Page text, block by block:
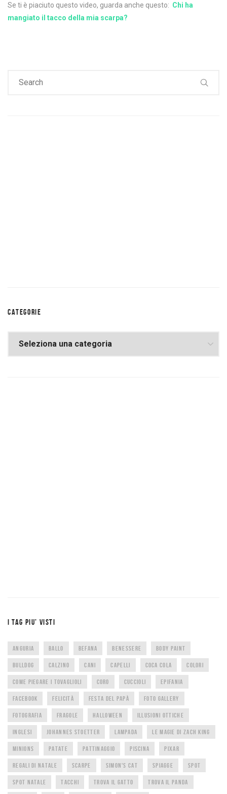
Se ti è piaciuto questo video, guarda anche questo: Chi ha
mangiato il tacco della mia scarpa?
CATEGORIE
I TAG PIU’ VISTI
ANGURIA BALLO BEFANA BENESSERE BODY PAINT
BULLDOG CALZINO CANI CAPELLI COCA COLA COLORI
COME PIEGARE I TOVAGLIOLI CORO CUCCIOLI EPIFANIA
FACEBOOK FELICITÀ FESTA DEL PAPÀ FOTO GALLERY
FOTOGRAFIA FRAGOLE HALLOWEEN ILLUSIONI OTTICHE
INGLESI JOHANNES STOETTER LAMPADA LE MAGIE DI ZACH KING
MINIONS PATATE PATTINAGGIO PISCINA PIXAR
REGALI DI NATALE SCARPE SIMON'S CAT SPIAGGE SPOT
SPOT NATALE TACCHI TROVA IL GATTO TROVA IL PANDA